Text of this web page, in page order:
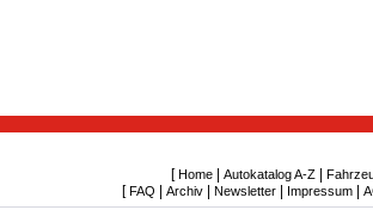
[ Home| Autokatalog A-Z|
[ FAQ Archiv Newsletter Impressum